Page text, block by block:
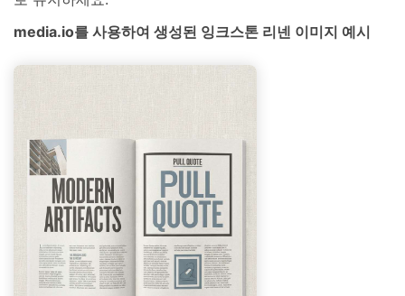
media.io를 사용하여 생성된 잉크스톤 리넨 이미지 예시